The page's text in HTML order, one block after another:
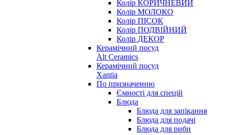
Колір КОРИЧНЕВИЙ
Колір МОЛОКО
Колір ПІСОК
Колір ПОДВІЙНИЙ
Колір ДЕКОР
Керамічний посуд
Alt Ceramics
Керамічний посуд
Xantia
По призначенню
Ємності для спецій
Блюда
Блюда для запікання
Блюда для подачі
Блюда для риби